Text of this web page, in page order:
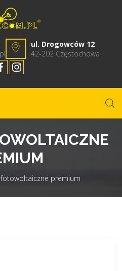
ul. Drogowców 12
42-202 Częstochowa
premium